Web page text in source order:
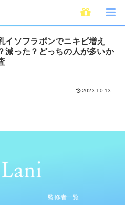
修
イソフラボンでニキビ増え
減った？どっちの人が多いか
2023.10.13
監修者一覧